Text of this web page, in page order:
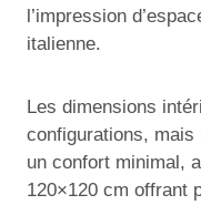
l’impression
italienne.
Les dimensions
configurations, mais
un confort minimal,
120×120 cm offrant